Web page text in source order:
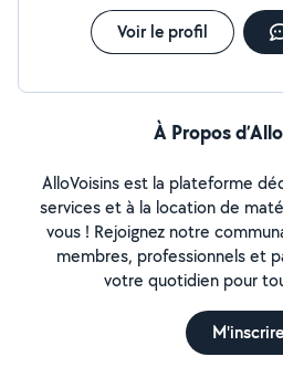
Voir le profil
À Propos
AlloVoisins est la plateforme
services et à la location de
vous ! Rejoignez notre
membres, professionnels et
votre quotidien pour
M'inscrire